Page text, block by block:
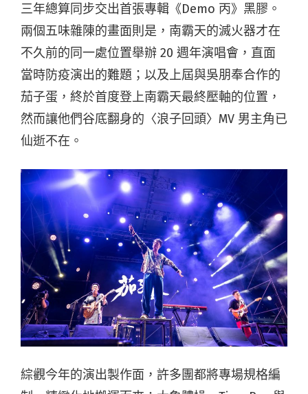
三年總算同步交出首張專輯《Demo 丙》黑膠。
兩個五味雜陳的畫面則是，南霸天的滅火器才在
不久前的同一處位置舉辦 20 週年演唱會，直面
當時防疫演出的難題；以及上屆與吳朋奉合作的
茄子蛋，終於首度登上南霸天最終壓軸的位置，
然而讓他們谷底翻身的〈浪子回頭〉MV 男主角已
仙逝不在。
綜觀今年的演出製作面，許多團都將專場規格編